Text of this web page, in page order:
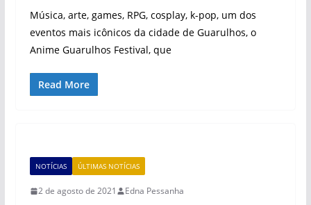
Música, arte, games, RPG, cosplay, k-pop, um dos
eventos mais icônicos da cidade de Guarulhos, o
Anime Guarulhos Festival, que
Read More
NOTÍCIAS ÚLTIMAS NOTÍCIAS
2 de agosto de 2021 Edna Pessanha